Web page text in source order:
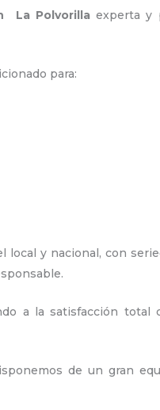
La Polvorilla experta y
para:
y nacional, con
.
a la satisfacción total
de un gran